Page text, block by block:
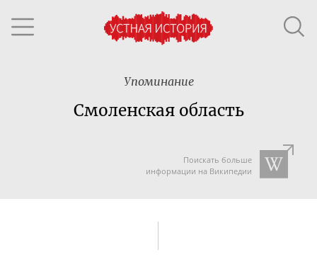
Упоминание
Смоленская область
Поискать больше
информации на Википедии